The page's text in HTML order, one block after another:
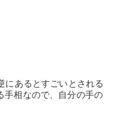
にあるとすごいとされる
手相なので、自分の手の